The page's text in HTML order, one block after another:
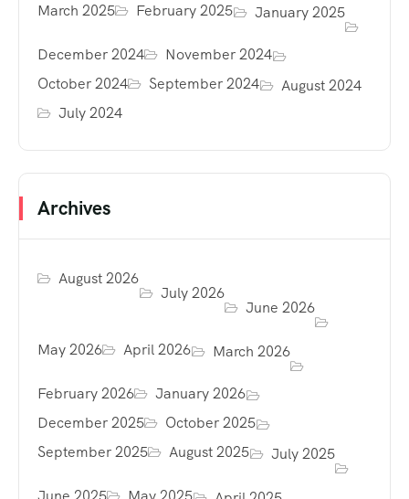
March 2025 February 2025 January 2025
December 2024
November 2024
October 2024
September 2024
August 2024
July 2024
Archives
August 2026
July 2026
June 2026
May 2026 April 2026 March 2026
February 2026
January 2026
December 2025
October 2025
September 2025
August 2025 July 2025